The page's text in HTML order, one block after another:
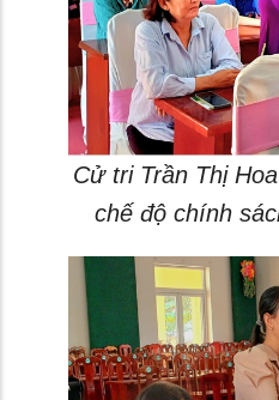
Cử tri Trần Thị
chế độ chính